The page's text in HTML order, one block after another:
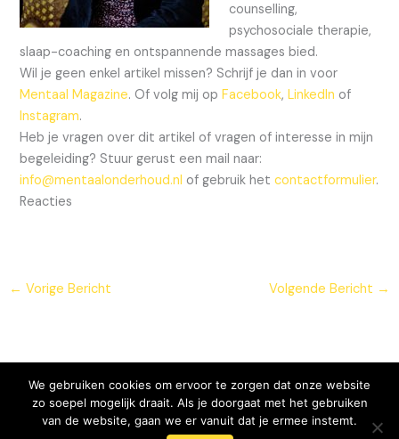
counselling,
psychosociale therapie,
slaap-coaching en ontspannende massages bied.
Wil je geen enkel artikel missen? Schrijf je dan in voor
Mentaal Magazine. Of volg mij opFacebook,LinkedIn of
Instagram.
Heb je vragen over dit artikel of vragen of interesse in mijn
begeleiding? Stuur gerust een mail naar:
info@mentaalonderhoud.nl of gebruik hetcontactformulier.
Reacties
← Vorige Bericht Volgende Bericht →
We gebruiken cookies om ervoor te zorgen dat onze website
zo soepel mogelijk draait. Als je doorgaat met het gebruiken
van de website, gaan we er vanuit dat je ermee instemt.